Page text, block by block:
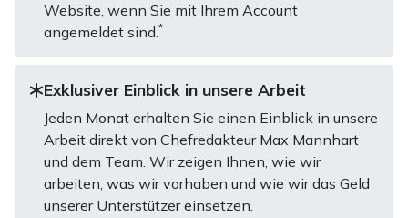
Website, wenn Sie mit Ihrem Account
angemeldet sind.*
Exklusiver Einblick in unsere Arbeit
Jeden Monat erhalten Sie einen Einblick in unsere
Arbeit direkt von Chefredakteur Max Mannhart
und dem Team. Wir zeigen Ihnen, wie wir
arbeiten, was wir vorhaben und wie wir das Geld
unserer Unterstützer einsetzen.